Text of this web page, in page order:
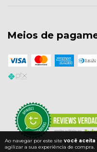
Ao navegar por este site você
agilizar a sua experiência de compra.
Meios de